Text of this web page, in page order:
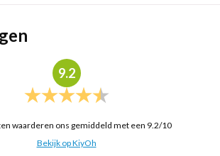
9.2
waarderen ons gemiddeld met een 9.2/10
Bekijk op KiyOh